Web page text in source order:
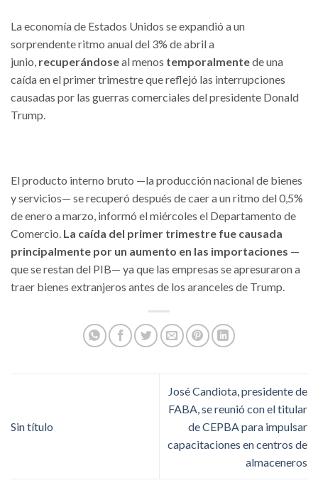
La economía de Estados Unidos se expandió a un
sorprendente ritmo anual del 3% de abril a
junio, recuperándoseal menos temporalmentede una
caída en el primer trimestre que reflejó las interrupciones
causadas por las guerras comerciales del presidente Donald
Trump.
El producto interno bruto —la producción nacional de bienes
y servicios— se recuperó después de caer a un ritmo del 0,5%
de enero a marzo, informó el miércoles el Departamento de
Comercio. La caída del primer trimestre fue causada
principalmente por un aumento en las importaciones —
que se restan del PIB— ya que las empresas se apresuraron a
traer bienes extranjeros antes de los aranceles de Trump.
Sin título
José Candiota, presidente de
FABA, se reunió con el titular
de CEPBA para impulsar
capacitaciones en centros de
almaceneros